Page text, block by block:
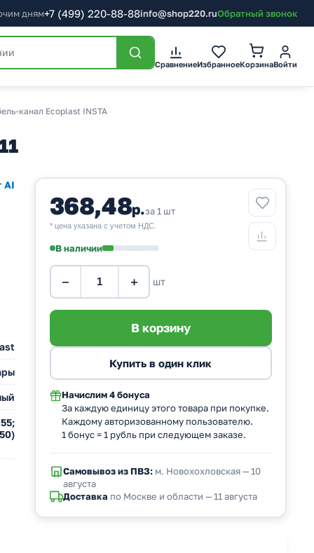
дням+7 (499) 220-88-88info@shop220.ruОбратный звонок
СравнениеИзбранноеКорзинаВойти
канал Ecoplast INSTA
AI
368,48р.за 1 шт
* цена указана с учетом НДС.
В наличии
− + шт
Начислим 4 бонуса
За каждую единицу этого товара при покупке.
Каждому авторизованному пользователю.
1 бонус = 1 рубль при следующем заказе.
Самовывоз из ПВЗ:м. Новохохловская — 10
августа
Доставка по Москве и области — 11 августа